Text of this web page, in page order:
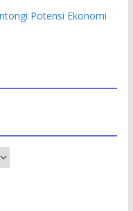
Potensi Ekonomi